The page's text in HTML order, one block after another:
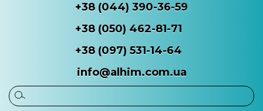
+38 (044) 390-36-59
+38 (050) 462-81-71
+38 (097) 531-14-64
info@alhim.com.ua